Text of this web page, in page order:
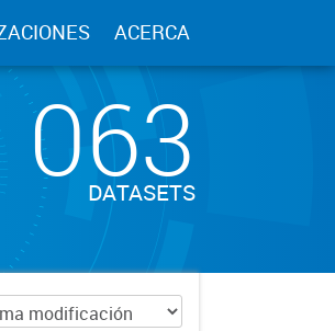
ACERCA
063
DATASETS